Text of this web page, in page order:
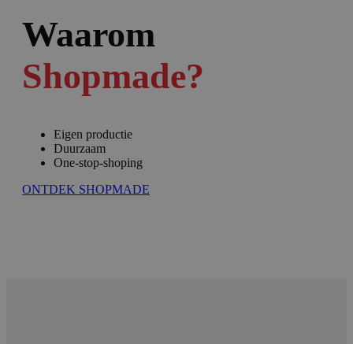
Waarom
Shopmade?
Eigen productie
Duurzaam
One-stop-shoping
ONTDEK SHOPMADE